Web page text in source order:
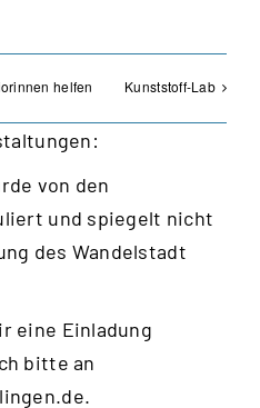
helfen Kunststoff-Lab
von den
und spiegelt nicht
des Wandelstadt
eine Einladung
bitte an
.